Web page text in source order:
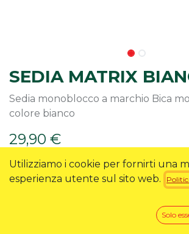
SEDIA MATRIX
Sedia monoblocco a marchio Bica
colore bianco
29,90 €
Utilizziamo i cookie per fornirti una
esperienza utente sul sito web.
Solo